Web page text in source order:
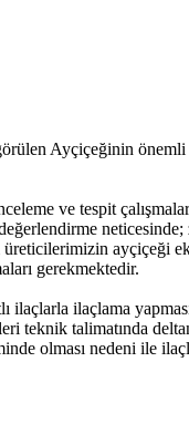
Ayçiçeğinin önemli
ve tespit
neticesinde;
ayçiçeği
gerekmektedir.
ilaçlama
teknik talimatında
olması nedeni ile